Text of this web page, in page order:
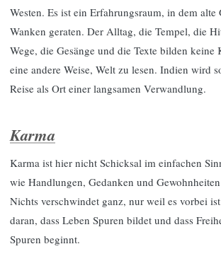
Westen. Es ist ein Erfahrungsraum, in dem alte
Wanken geraten. Der Alltag, die Tempel, die
Wege, die Gesänge und die Texte bilden keine
eine andere Weise, Welt zu lesen. Indien wird
Reise als Ort einer langsamen Verwandlung.
Karma
Karma ist hier nicht Schicksal im einfachen
wie Handlungen, Gedanken und
Nichts verschwindet ganz, nur weil es vorbei
daran, dass Leben Spuren bildet und dass
Spuren beginnt.